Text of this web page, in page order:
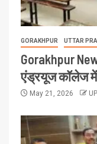
GORAKHPUR UTTAR
Gorakhpur
एंड्रयूज कॉलेज में
May 21, 2026